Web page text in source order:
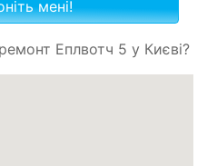
Еплвотч 5 у Києві?